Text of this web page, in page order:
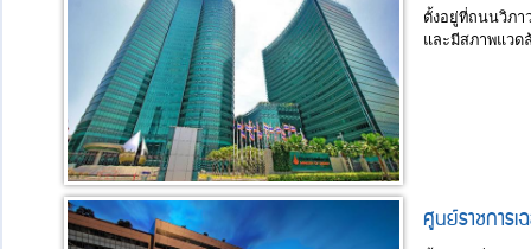
ตั้งอยู่ที่ถนนวิภา
และมีสภาพแวด
ศูนย์ราชการ